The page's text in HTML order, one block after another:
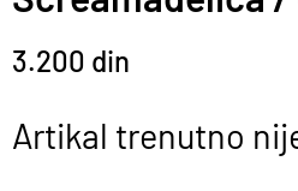
3.200 din
Artikal trenutno